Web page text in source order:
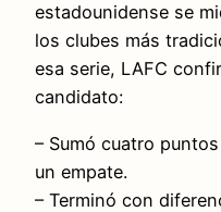
estadounidense se
los clubes más
esa serie, LAFC
candidato:
– Sumó cuatro
un empate.
– Terminó con